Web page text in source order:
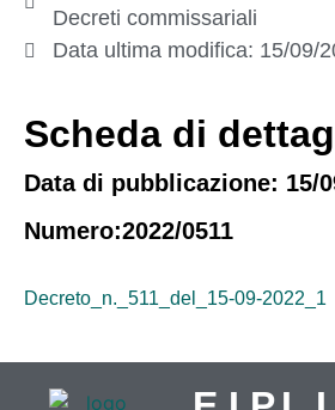
Decreti commissariali
Data ultima modifica: 15/09/
Scheda di
Data di pubblicazione: 15/
Numero:2022/0511
Decreto_n._511_del_15-09-2022_1